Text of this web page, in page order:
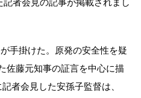
者会見の記事が掲載されまし
手掛けた。原発の安全性を疑
佐藤元知事の証言を中心に描
者会見した安孫子監督は、